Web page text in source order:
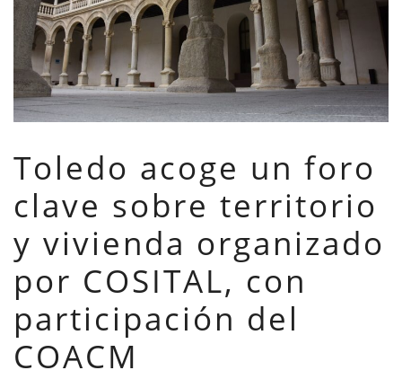
Toledo acoge un foro
clave sobre territorio
y vivienda organizado
por COSITAL, con
participación del
COACM